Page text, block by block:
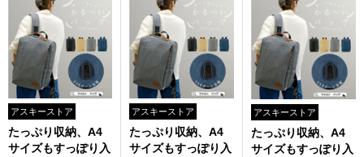
アスキーストア
たっぷり収納、A4
サイズもすっぽり入
アスキーストア
たっぷり収納、A4
サイズもすっぽり入
アスキーストア
たっぷり収納、A4
サイズもすっぽり入